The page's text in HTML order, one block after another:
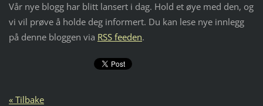
Vår nye blogg har blitt lansert i dag. Hold et øye med den, og
vi vil prøve å holde deg informert. Du kan lese nye innlegg
på denne bloggen via RSS feeden.
« Tilbake